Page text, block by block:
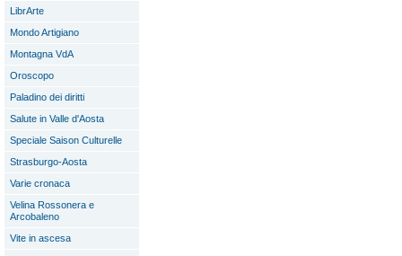
LibrArte
Mondo Artigiano
Montagna VdA
Oroscopo
Paladino dei diritti
Salute in Valle d'Aosta
Speciale Saison Culturelle
Strasburgo-Aosta
Varie cronaca
Velina Rossonera e
Arcobaleno
Vite in ascesa